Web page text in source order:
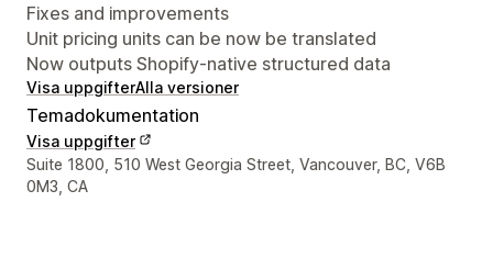
Fixes and improvements
Unit pricing units can be now be translated
Now outputs Shopify-native structured data
Visa uppgifterAlla versioner
Temadokumentation
Visa uppgifter
Designerns kontaktuppgifter
Suite 1800, 510 West Georgia Street, Vancouver, BC, V6B
0M3, CA